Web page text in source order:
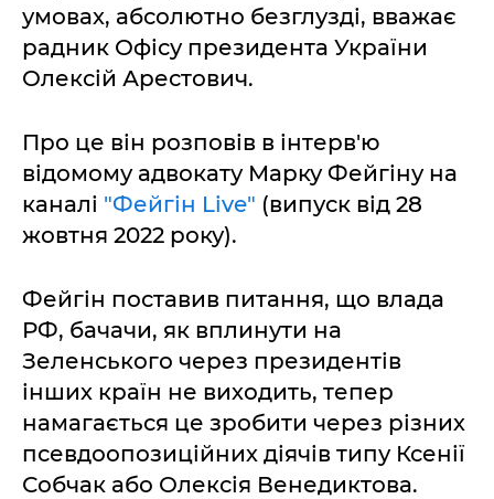
умовах, абсолютно безглузді, вважає
радник Офісу президента України
Олексій Арестович.
Про це він розповів в інтерв'ю
відомому адвокату Марку Фейгіну на
каналі "Фейгін Live" (випуск від 28
жовтня 2022 року).
Фейгін поставив питання, що влада
РФ, бачачи, як вплинути на
Зеленського через президентів
інших країн не виходить, тепер
намагається це зробити через різних
псевдоопозиційних діячів типу Ксенії
Собчак або Олексія Венедиктова.